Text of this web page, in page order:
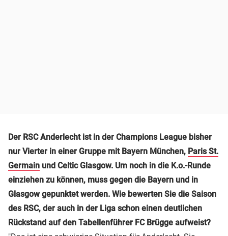
Der RSC Anderlecht ist in der Champions League bisher
nur Vierter in einer Gruppe mit Bayern München, Paris St.
Germain und Celtic Glasgow. Um noch in die K.o.-Runde
einziehen zu können, muss gegen die Bayern und in
Glasgow gepunktet werden. Wie bewerten Sie die Saison
des RSC, der auch in der Liga schon einen deutlichen
Rückstand auf den Tabellenführer FC Brügge aufweist?